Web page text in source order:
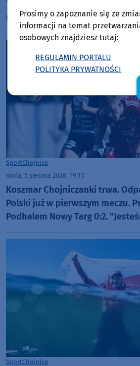
Trwa szukanie sprawców, a
montaż bramownicy
SportChojnice
środa, 5 sierpnia 2026, 19:15
Koszmar Chojniczanki trwa.
Polski już w pierwszym meczu.
Podhalem Nowy Targ 0:2.
SportChojnice
Prosimy o zapoznanie się ze
informacji na temat
osobowych znajdziesz tutaj:
REGULAMIN PORTALU
POLITYKA PRYWATNOŚCI